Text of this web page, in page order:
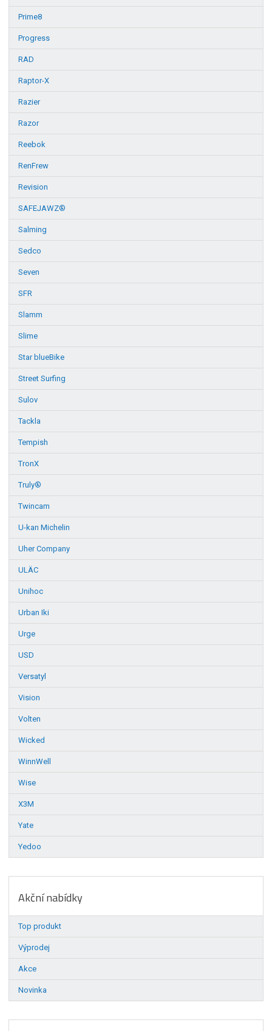
Prime8
Progress
RAD
Raptor-X
Razier
Razor
Reebok
RenFrew
Revision
SAFEJAWZ®
Salming
Sedco
Seven
SFR
Slamm
Slime
Star blueBike
Street Surfing
Sulov
Tackla
Tempish
TronX
Truly®
Twincam
U-kan Michelin
Uher Company
ULÄC
Unihoc
Urban Iki
Urge
USD
Versatyl
Vision
Volten
Wicked
WinnWell
Wise
X3M
Yate
Yedoo
Akční nabídky
Top produkt
Výprodej
Akce
Novinka